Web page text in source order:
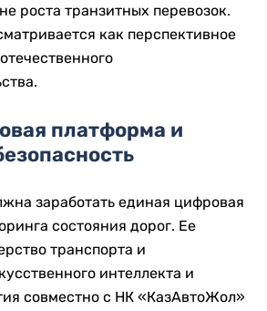
роста транзитных перевозок.
как перспективное
платформа и
заработать единая цифровая
состояния дорог. Ее
транспорта и
интеллекта и
совместно с НК «КазАвтоЖол»